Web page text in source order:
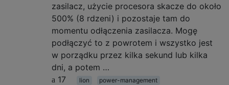
zasilacz, użycie procesora skacze do około
500% (8 rdzeni) i pozostaje tam do
momentu odłączenia zasilacza. Mogę
podłączyć to z powrotem i wszystko jest
w porządku przez kilka sekund lub kilka
dni, a potem …
17
lion power-management